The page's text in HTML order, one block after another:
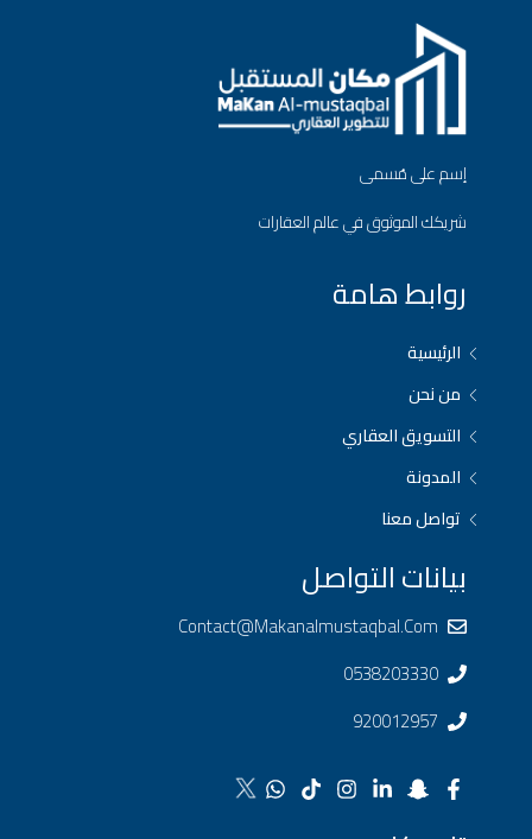
إسم على مُسمى
شريكك الموثوق في عالم العقارات
روابط هامة
الرئيسية
من نحن
التسويق العقاري
المدونة
تواصل معنا
بيانات التواصل
Contact@makanalmustaqbal.com
0538203330
920012957